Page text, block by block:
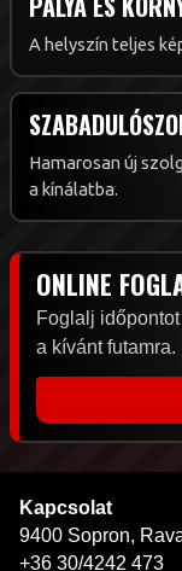
A helyszín teljes
Hamarosan új
a kínálatba.
ONLINE
Foglalj
a kívánt futamra.
Kapcsolat
9400 Sopron,
+36 30/4242 473